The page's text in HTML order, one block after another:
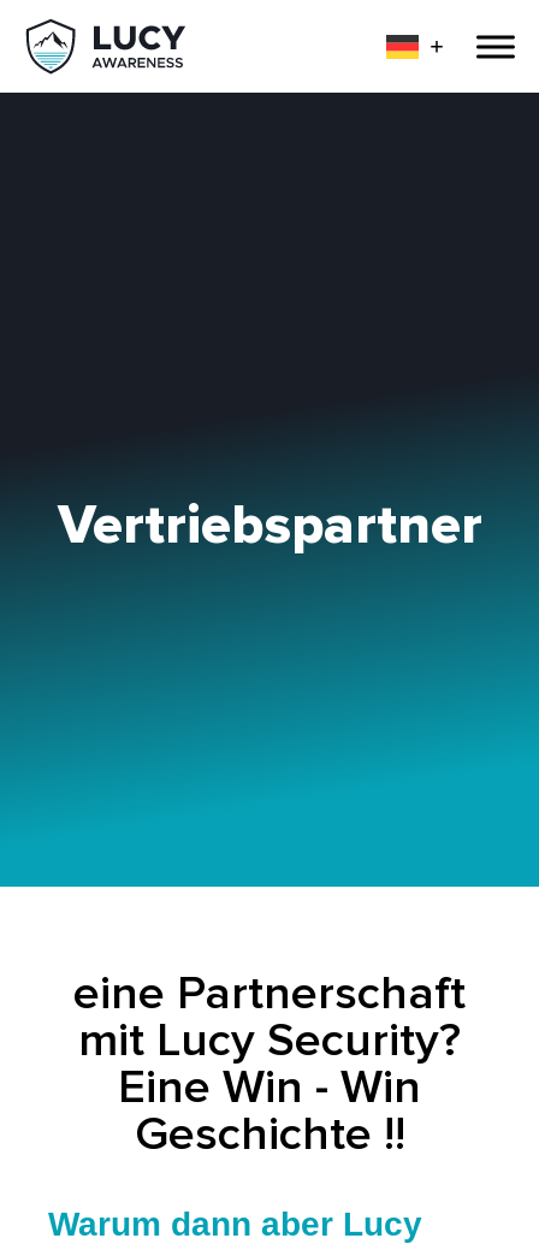
Vertriebspartner
eine Partnerschaft
mit Lucy Security?
Eine Win - Win
Geschichte !!
Warum dann aber Lucy